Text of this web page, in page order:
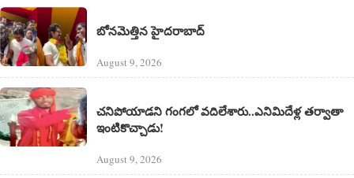
బోనమెత్తిన హైదరాబాద్
August 9, 2026
చనిపోయాడని గంగలో వదిలేశారు..ఎనిమిదేళ్ల తర్వాతా
ఇంటికొచ్చాడు!
August 9, 2026